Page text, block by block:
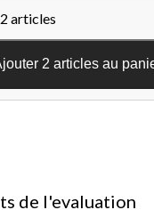
articles
2 articles au
de l'evaluation